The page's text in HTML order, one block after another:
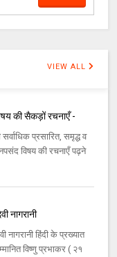
VIEW ALL
की सैकड़ों रचनाएँ -
प्रसारित, समृद्ध व
विषय की रचनाएँ पढ़ने
नागरानी
नागरानी हिंदी के प्रख्यात
विष्णु प्रभाकर ( २१